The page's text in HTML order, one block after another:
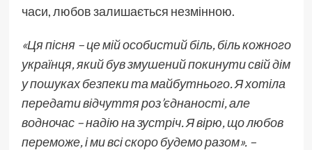
часи, любов залишається незмінною.
«Ця пісня – це мій особистий біль, біль кожного
українця, який був змушений покинути свій дім
у пошуках безпеки та майбутнього. Я хотіла
передати відчуття роз’єднаності, але
водночас – надію на зустріч. Я вірю, що любов
переможе, і ми всі скоро будемо разом». –